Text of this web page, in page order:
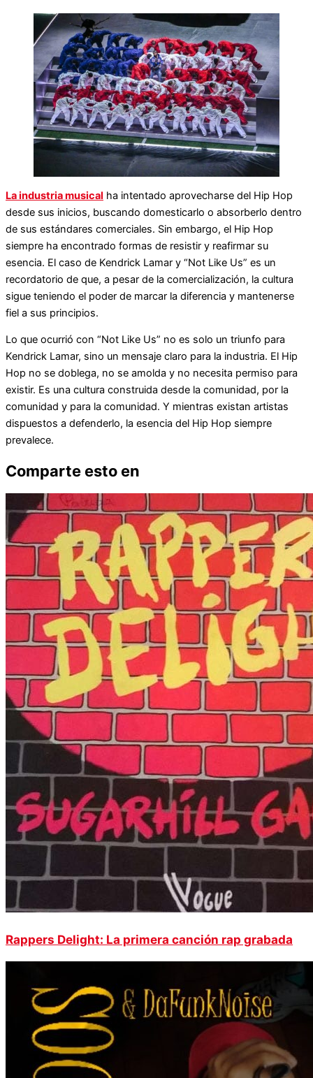
La industria musical ha intentado aprovecharse del Hip Hop
desde sus inicios, buscando domesticarlo o absorberlo dentro
de sus estándares comerciales. Sin embargo, el Hip Hop
siempre ha encontrado formas de resistir y reafirmar su
esencia. El caso de Kendrick Lamar y “Not Like Us” es un
recordatorio de que, a pesar de la comercialización, la cultura
sigue teniendo el poder de marcar la diferencia y mantenerse
fiel a sus principios.
Lo que ocurrió con “Not Like Us” no es solo un triunfo para
Kendrick Lamar, sino un mensaje claro para la industria. El Hip
Hop no se doblega, no se amolda y no necesita permiso para
existir. Es una cultura construida desde la comunidad, por la
comunidad y para la comunidad. Y mientras existan artistas
dispuestos a defenderlo, la esencia del Hip Hop siempre
prevalece.
Comparte esto en
Rappers Delight: La primera canción rap grabada